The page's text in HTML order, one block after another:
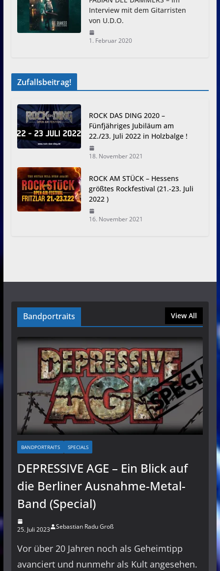
Interview mit dem Gitarristen
von U.D.O.
1. Februar 2020
Zufallsbeitrag!
ROCK DAS DING 2020 –
Fünfjähriges Jubiläum am
22./23. Juli 2022 in Holzbalge !
18. November 2021
ROCK AM STÜCK – Hessens
größtes Rockfestival (21.-23. Juli
2022 )
16. November 2021
Bandportraits View All
BANDPORTRAITS SPECIALS
DEPRESSIVE AGE – Ein Blick auf
die Berliner Ausnahme-Metal-
Band (Special)
25. Juli 2023 Sebastian Radu Groß
Vor über 20 Jahren noch als Geheimtipp
avanciert und nunmehr als Kult angesehen.